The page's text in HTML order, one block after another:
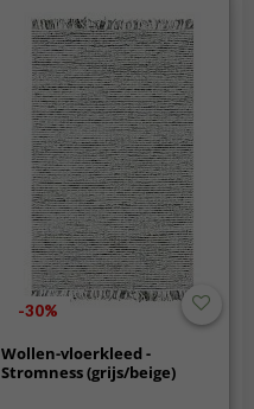
-30%
Wollen-vloerkleed -
Stromness (grijs/beige)